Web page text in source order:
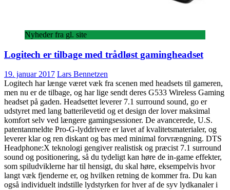
Nyheder fra gl. site
Logitech er tilbage med trådløst gamingheadset
19. januar 2017 Lars Bennetzen
Logitech har længe været væk fra scenen med headsets til gameren,
men nu er de tilbage, og har lige sendt deres G533 Wireless Gaming
headset på gaden. Headsettet leverer 7.1 surround sound, go er
udstyret med lang batterilevetid og et design der lover maksimal
komfort selv ved længere gamingsessioner. De avancerede, U.S.
patentanmeldte Pro-G-lyddrivere er lavet af kvalitetsmaterialer, og
leverer klar og ren diskant og bas med minimal forvrængning. DTS
Headphone:X teknologi gengiver realistisk og præcist 7.1 surround
sound og positionering, så du tydeligt kan høre de in-game effekter,
som spiludviklerne har til hensigt, du skal høre, eksempelvis hvor
langt væk fjenderne er, og hvilken retning de kommer fra. Du kan
også individuelt indstille lydstyrken for hver af de syv lydkanaler i